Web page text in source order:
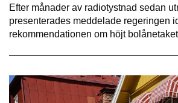
Efter månader av radiotystnad sedan
presenterades meddelade regeringen
rekommendationen om höjt